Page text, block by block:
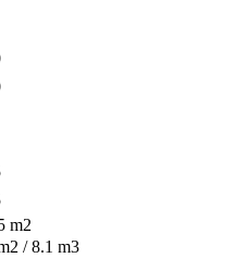
m2
/8.1 m3